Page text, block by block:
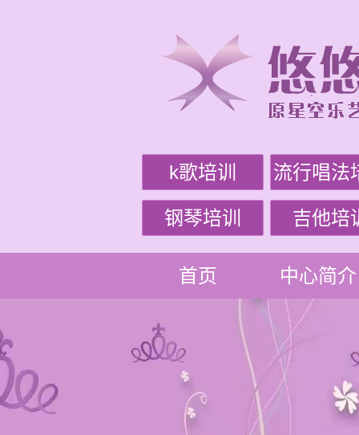
k歌培训 流行唱法
钢琴培训 吉他培
首页 中心简介